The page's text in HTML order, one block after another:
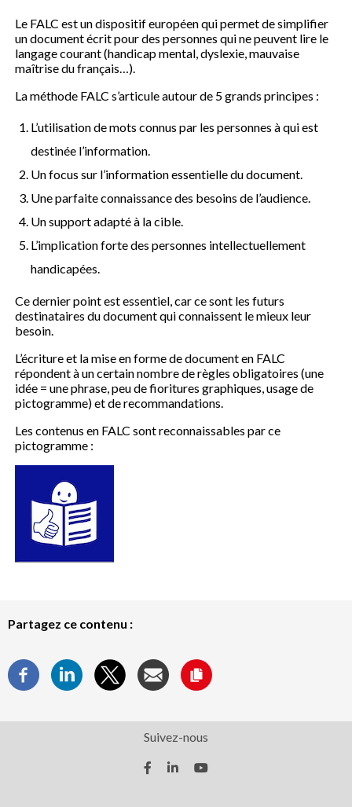
Le FALC est un dispositif européen qui permet de simplifier
un document écrit pour des personnes qui ne peuvent lire le
langage courant (handicap mental, dyslexie, mauvaise
maîtrise du français…).
La méthode FALC s’articule autour de 5 grands principes :
L’utilisation de mots connus par les personnes à qui est
destinée l’information.
Un focus sur l’information essentielle du document.
Une parfaite connaissance des besoins de l’audience.
Un support adapté à la cible.
L’implication forte des personnes intellectuellement
handicapées.
Ce dernier point est essentiel, car ce sont les futurs
destinataires du document qui connaissent le mieux leur
besoin.
L’écriture et la mise en forme de document en FALC
répondent à un certain nombre de règles obligatoires (une
idée = une phrase, peu de fioritures graphiques, usage de
pictogramme) et de recommandations.
Les contenus en FALC sont reconnaissables par ce
pictogramme :
Partagez ce contenu :
Suivez-nous

facebook
 linkedin
